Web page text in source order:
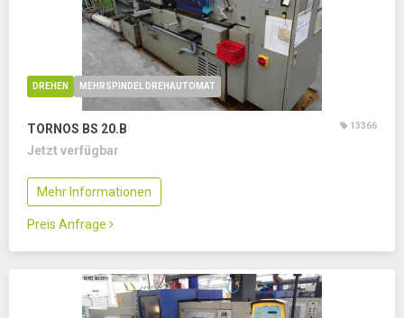
DREHEN MEHRSPINDEL DREHAUTOMAT
TORNOS BS 20.B 13366
Jetzt verfügbar
Mehr Informationen
Preis Anfrage